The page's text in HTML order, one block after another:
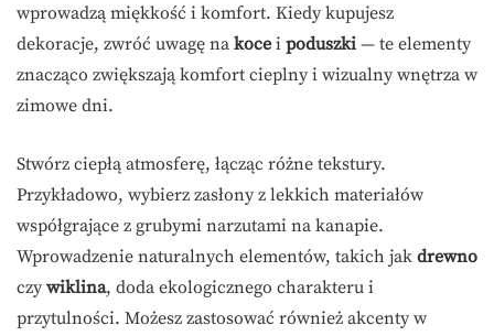
wprowadzą miękkość i komfort. Kiedy kupujesz
dekoracje, zwróć uwagę na koce i poduszki — te elementy
znacząco zwiększają komfort cieplny i wizualny wnętrza w
zimowe dni.
Stwórz ciepłą atmosferę, łącząc różne tekstury.
Przykładowo, wybierz zasłony z lekkich materiałów
współgrające z grubymi narzutami na kanapie.
Wprowadzenie naturalnych elementów, takich jak drewno
czy wiklina, doda ekologicznego charakteru i
przytulności. Możesz zastosować również akcenty w